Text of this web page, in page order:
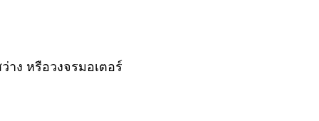
าง หรือวงจรมอเตอร์